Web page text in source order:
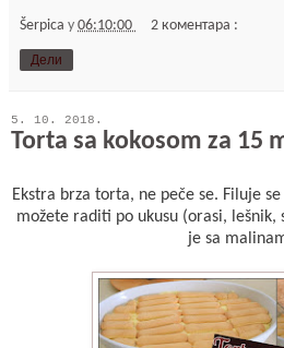
Šerpica у 06:10:00 2 коментара :
Дели
5. 10. 2018.
Torta sa kokosom za 15
Ekstra brza torta, ne peče se. Filuje
možete raditi po ukusu (orasi, lešnik,
je sa